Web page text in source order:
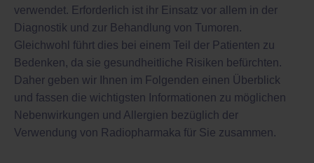
verwendet. Erforderlich ist ihr Einsatz vor allem in der
Diagnostik und zur Behandlung von Tumoren.
Gleichwohl führt dies bei einem Teil der Patienten zu
Bedenken, da sie gesundheitliche Risiken befürchten.
Daher geben wir Ihnen im Folgenden einen Überblick
und fassen die wichtigsten Informationen zu möglichen
Nebenwirkungen und Allergien bezüglich der
Verwendung von Radiopharmaka für Sie zusammen.